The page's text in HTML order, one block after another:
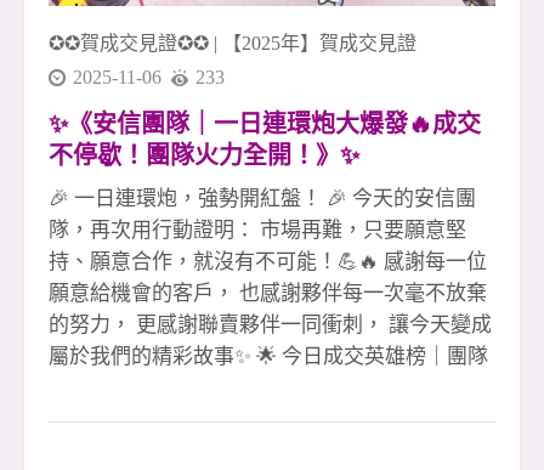
✪✪賀成交見證✪✪ |
【2025年】賀成交見證
2025-11-06
233
✨《安信團隊｜一日連環炮大爆發🔥成交
不停歇！團隊火力全開！》✨
🎉 一日連環炮，強勢開紅盤！ 🎉 今天的安信團
隊，再次用行動證明： 市場再難，只要願意堅
持、願意合作，就沒有不可能！💪🔥 感謝每一位
願意給機會的客戶， 也感謝夥伴每一次毫不放棄
的努力， 更感謝聯賣夥伴一同衝刺， 讓今天變成
屬於我們的精彩故事✨ 🌟 今日成交英雄榜｜團隊
雅 🎉 珮愉 🎉（領袖店） 2 簽（聯賣）👉 淑惠經